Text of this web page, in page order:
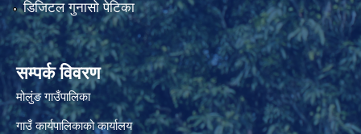
डिजिटल गुनासो पेटिका
सम्पर्क विवरण
मोलुंङ गाउँपालिका
गाउँ कार्यपालिकाको कार्यालय